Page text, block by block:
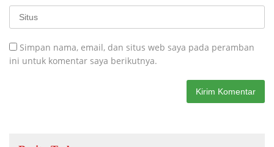
Simpan nama, email, dan situs web saya pada peramban
ini untuk komentar saya berikutnya.